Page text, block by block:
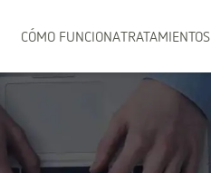
CÓMO FUNCIONATRATAMIENTOS